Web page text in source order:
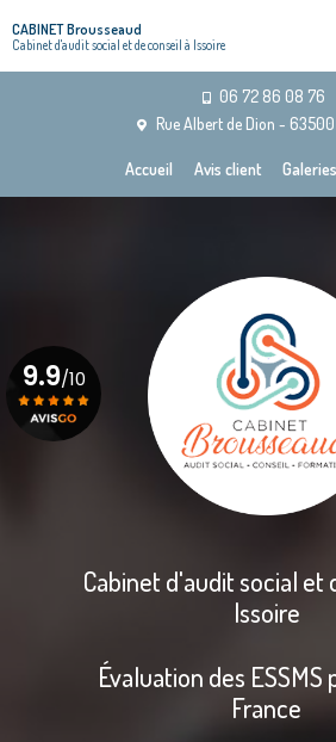
au
contenu
principal
06 72 86 08 76
Rue Albert de Dion - 63500
Accueil
Avis client Galeries
CABINET Brousseaud
Cabinet d'audit social et de conseil à Issoire
Cabinet d'audit social et
Issoire
Évaluation des
France
9.9/10